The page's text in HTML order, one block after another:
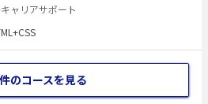
います。
ャリアサポート
のコースを見る